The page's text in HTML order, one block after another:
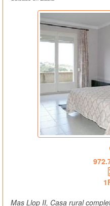
Mas Llop II, Casa rural